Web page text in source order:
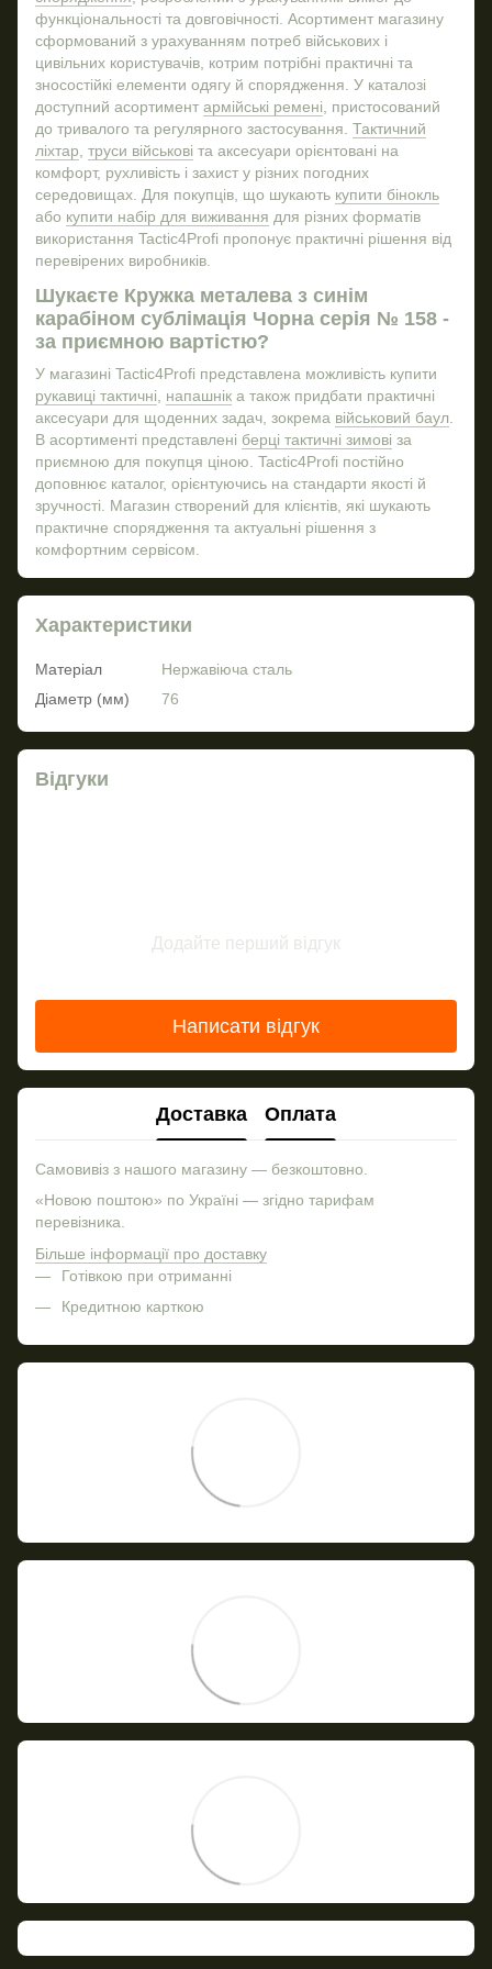
Купити захисні окуляри
Берці тактичні демісезонні
Напашний підсумок
Купити флягу військову
Військове взуття кросівки
Військові очки
Купити тактичні рукавиці
Друк на прапорах
Тактичне спорядження київ
Плитоноски зсу
Тактичні військові футболки
Купити тактичні навушники військові
Напашник на плитоноску
Інтернет магазин військового спорядження
функціональності та довговічності. Асортимент магазину
сформований з урахуванням потреб військових і
цивільних користувачів, котрим потрібні практичні та
зносостійкі елементи одягу й спорядження. У каталозі
доступний асортимент армійські ремені, пристосований
до тривалого та регулярного застосування. Тактичний
ліхтар, труси військові та аксесуари орієнтовані на
комфорт, рухливість і захист у різних погодних
середовищах. Для покупців, що шукають купити бінокль
або купити набір для виживання для різних форматів
використання Tactic4Profi пропонує практичні рішення від
перевірених виробників.
Шукаєте Кружка металева з синім
карабіном сублімація Чорна серія № 158 -
за приємною вартістю?
У магазині Tactic4Profi представлена можливість купити
рукавиці тактичні
напашнік а також придбати практичні
аксесуари для щоденних задач, зокрема військовий баул
В асортименті представлені берці тактичні зимові за
приємною для покупця ціною. Tactic4Profi постійно
доповнює каталог, орієнтуючись на стандарти якості й
зручності. Магазин створений для клієнтів, які шукають
практичне спорядження та актуальні рішення з
комфортним сервісом.
Характеристики
Матеріал
Нержавіюча сталь
Діаметр (мм)
76
Відгуки
Додайте перший відгук
Написати відгук
Доставка Оплата
Самовивіз з нашого магазину — безкоштовно.
«Новою поштою» по Україні — згідно тарифам
перевізника.
Більше інформації про доставку
Готівкою при отриманні
Кредитною карткою